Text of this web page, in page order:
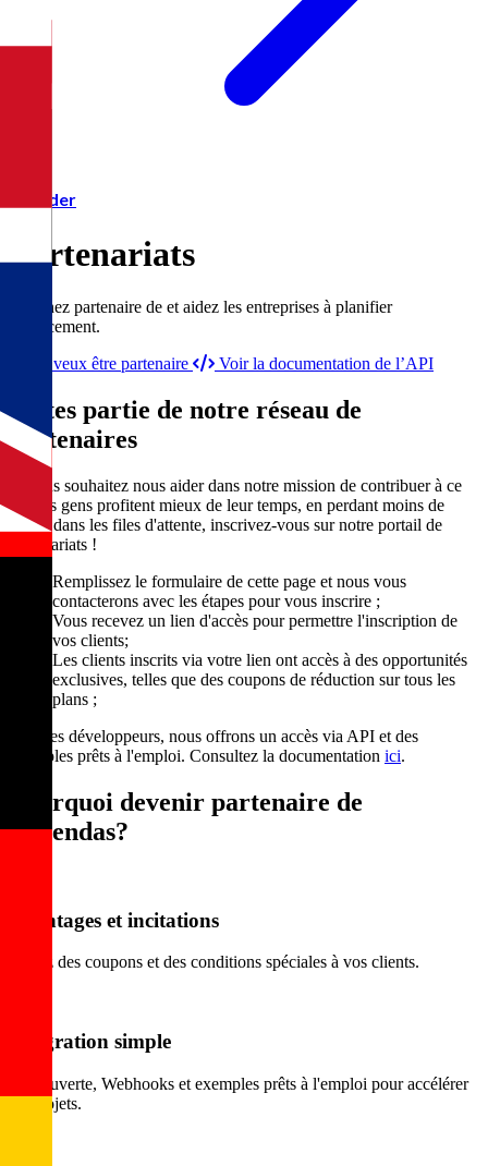
Accéder
Partenariats
Devenez partenaire de et aidez les entreprises à planifier
efficacement.
Je veux être partenaire
Voir la documentation de l’API
Faites partie de notre réseau de
partenaires
Si vous souhaitez nous aider dans notre mission de contribuer à ce
que les gens profitent mieux de leur temps, en perdant moins de
temps dans les files d'attente, inscrivez-vous sur notre portail de
partenariats !
Remplissez le formulaire de cette page et nous vous
contacterons avec les étapes pour vous inscrire ;
Vous recevez un lien d'accès pour permettre l'inscription de
vos clients;
Les clients inscrits via votre lien ont accès à des opportunités
exclusives, telles que des coupons de réduction sur tous les
plans ;
Pour les développeurs, nous offrons un accès via API et des
exemples prêts à l'emploi. Consultez la documentation ici.
Pourquoi devenir partenaire de
eAgendas?
Avantages et incitations
Offrez des coupons et des conditions spéciales à vos clients.
Intégration simple
API ouverte, Webhooks et exemples prêts à l'emploi pour accélérer
les projets.